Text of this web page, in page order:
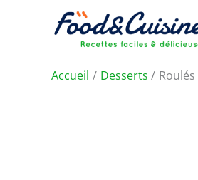
Accueil Desserts